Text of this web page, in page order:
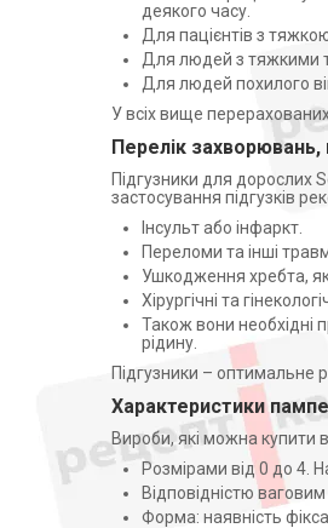
Стерилізація
Апатари Самоздрав
Центрифуги
Аспіратори
Слухові апарати
Косметичні прилади
Пульсоксиметри
Іригатори
Офтальмологічні
ТЗМО С.А. ПОЛЬША
Белла-Трейд ТОВ (5)
Эс Си Эй Хайджин
(2)
Білосніжка (3)
УКРМЕДТЕКСТИЛЬ
ЧЕРКАССЫ (3)
ТОВ "БІОДЕКС",
Huggies (1)
ЕССИТИ ОПЕРЕЙШНС
СП.З.О.О.ПОЛЬША
Цюаньчжоу
Енд Бейбіс Гігієн
Лтд., КНР (5)
ЕССИТИ ОПЕРЕЙШНС
ХУГЕЗАНД
(1)
Ессіті Україна ТОВ (3)
ЕССІЕЙ Хайджин
(1)
деякого часу.
Для пацієнтів з
Для людей з тяжкими
Для людей похилого
У всіх вище перерахованих
Перелік
Підгузники для дорослих
застосування підгузків
Інсульт або інфаркт.
Переломи та інші
Ушкодження хребта,
Хірургічні та
Також вони необхідні
рідину.
Підгузники – оптимальне
Характеристики
Вироби, які можна купити
Розмірами від 0 до 4.
Відповідністю
Форма: наявність